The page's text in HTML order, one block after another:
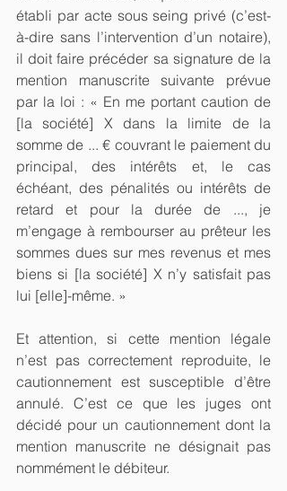
établi par acte sous seing privé (c’est-
à-dire sans l’intervention d’un notaire),
il doit faire précéder sa signature de la
mention manuscrite suivante prévue
par la loi : « En me portant caution de
[la société] X dans la limite de la
somme de ... € couvrant le paiement du
principal, des intérêts et, le cas
échéant, des pénalités ou intérêts de
retard et pour la durée de ..., je
m’engage à rembourser au prêteur les
sommes dues sur mes revenus et mes
biens si [la société] X n’y satisfait pas
lui [elle]-même. »
Et attention, si cette mention légale
n’est pas correctement reproduite, le
cautionnement est susceptible d’être
annulé. C’est ce que les juges ont
décidé pour un cautionnement dont la
mention manuscrite ne désignait pas
nommément le débiteur.